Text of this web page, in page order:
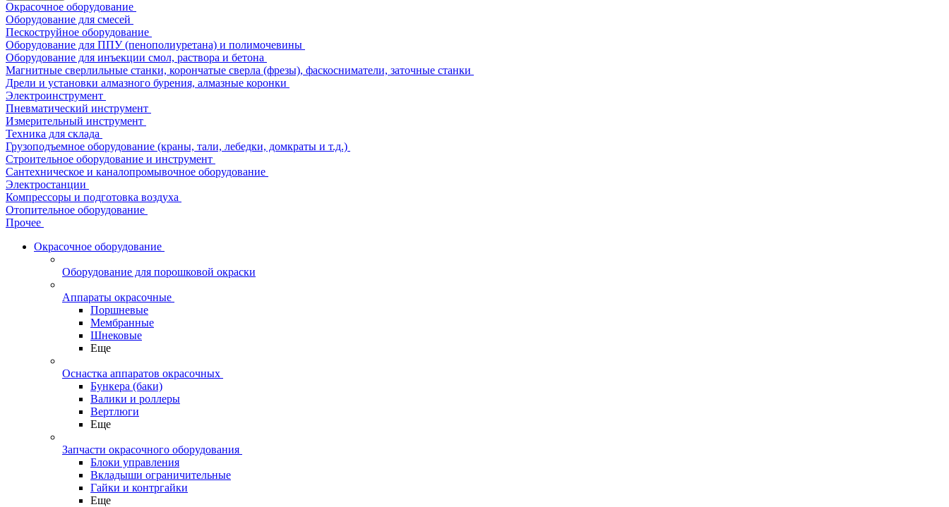
Окрасочное оборудование
Оборудование для смесей
Пескоструйное оборудование
Оборудование для ППУ (пенополиуретана) и полимочевины
Оборудование для инъекции смол, раствора и бетона
Магнитные сверлильные станки, корончатые сверла (фрезы), фаскосниматели, заточные станки
Дрели и установки алмазного бурения, алмазные коронки
Электроинструмент
Пневматический инструмент
Измерительный инструмент
Техника для склада
Грузоподъемное оборудование (краны, тали, лебедки, домкраты и т.д.)
Строительное оборудование и инструмент
Сантехническое и каналопромывочное оборудование
Электростанции
Компрессоры и подготовка воздуха
Отопительное оборудование
Прочее
Окрасочное оборудование
Оборудование для порошковой окраски
Аппараты окрасочные
Поршневые
Мембранные
Шнековые
Еще
Оснастка аппаратов окрасочных
Бункера (баки)
Валики и роллеры
Вертлюги
Еще
Запчасти окрасочного оборудования
Блоки управления
Вкладыши ограничительные
Гайки и контргайки
Еще